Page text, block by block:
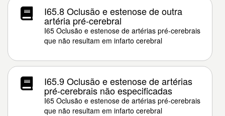
I65.8 Oclusão e estenose de outra
artéria pré-cerebral
I65 Oclusão e estenose de artérias pré-cerebrais
que não resultam em infarto cerebral
I65.9 Oclusão e estenose de artérias
pré-cerebrais não especificadas
I65 Oclusão e estenose de artérias pré-cerebrais
que não resultam em infarto cerebral